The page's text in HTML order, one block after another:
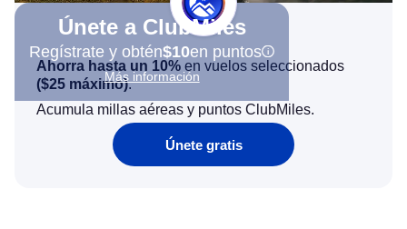
Únete a ClubMiles
Regístrate y obtén$10en puntos
Más información
Ahorra hasta un 10% en vuelos seleccionados
($25 máximo).
Acumula millas aéreas y puntos ClubMiles.
Únete gratis